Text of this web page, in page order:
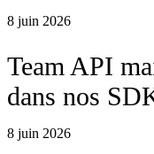
8 juin 2026
Team API
dans nos
8 juin 2026